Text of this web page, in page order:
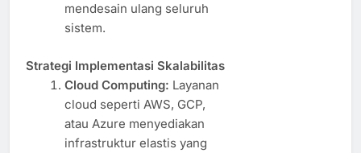
mendesain ulang seluruh
sistem.
Strategi Implementasi Skalabilitas
Cloud Computing: Layanan
cloud seperti AWS, GCP,
atau Azure menyediakan
infrastruktur elastis yang